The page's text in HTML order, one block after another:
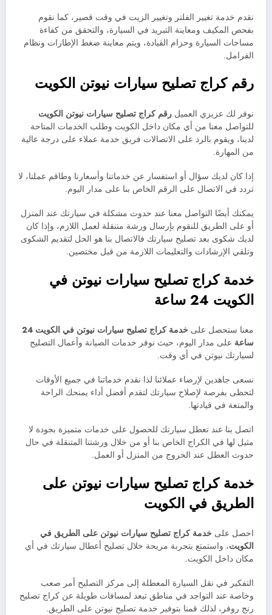
نقدم خدمة تغيير الفلتر وتغيير الزيت في وقت قصير، كما نقوم
بفحص المكيف ومعاينة التبريد في السيارة، والتحقق من كفاءة
مساحات السيارة وحزام القيادة، ويتم معاينة ضغط الإطارات ونظام
الفرامل.
رقم كراج تصليح سيارات نيوتن الكويت
نوفر لك عزيزي العميل رقم كراج تصليح سيارات نيوتن الكويت
للتواصل معنا من أي مكان داخل الكويت وطلب الخدمات المتاحة
لدينا، ويقوم بالرد على الاتصالات فريق خدمة عملاء على درجة عالية
من المهارة.
إذا كان لديك سؤال أو استفسار عن خدماتنا وأسعارنا وطاقم عملنا، لا
تردد في الاتصال على الرقم الخاص بنا على مدار اليوم.
يمكنك أيضًا التواصل معنا عند حدوث مشكلة في سيارتك عند المنزل
أو على الطريق للنقوم بإرسال ورشة متنقلة لعمل اللازم، وإذا كان
لديك شكوى بعد تصليح سيارتك فالاتصال بنا هو الحل لتقديم الشكوى
وتلقي الإرشادات والتعليمات اللازمة من قبل مختصين.
خدمة كراج تصليح سيارات نيوتن في
الكويت 24 ساعة
معنا ستحصل على خدمةكراج تصليح سيارات
نيوتن في الكويت 24
ساعة على مدار اليوم، حيث نوفر خدمات الصيانة وأعمال التصليح
لسيارتك نيوتن في أي وقت.
نسعى جاهدين لإرضاء عملائنا لذا نقدم خدماتنا في جميع الأوقات
لتحظى بفرصة لإصلاح سيارتك لتقدم أفضل أداء يمنحك الراحة
والمتعة في قيادتها.
اتصل بنا عند تعطل سيارتك للحصول على خدمات متميزة بجودة لا
مثيل لها في الكراج الخاص بنا أو من خلال ورشتنا المتنقلة في حال
حدوث العطل عند الخروج من المنزل أو العمل.
خدمة كراج تصليح سيارات نيوتن على
الطريق في الكويت
احصل على خدمة كراج تصليح سيارات نيوتن على الطريق في
الكويت، واستمتع بتجربة مريحة خلال تصليح أعطال سيارتك في أي
مكان داخل الكويت.
التفكير في نقل السيارة المعطلة إلى مركز التصليح أمر صعب
وخاصة عند التواجد في مناطق تبعد لمسافات طويلة عن كراج تصليح
رنج روفر، لذلك قمنا بتوفير خدمة تصليح نيوتن على الطريق.